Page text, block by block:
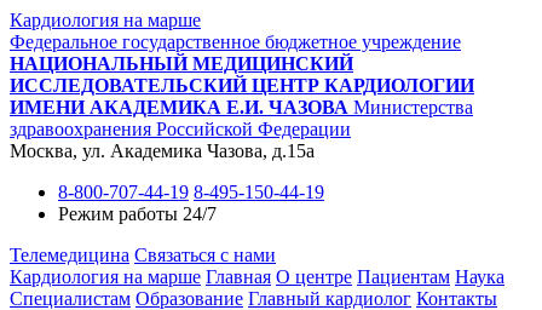
Кардиология на марше
Федеральное государственное бюджетное учреждение
НАЦИОНАЛЬНЫЙ МЕДИЦИНСКИЙ
ИССЛЕДОВАТЕЛЬСКИЙ ЦЕНТР КАРДИОЛОГИИ
ИМЕНИ АКАДЕМИКА Е.И. ЧАЗОВА Министерства
здравоохранения Российской Федерации
Москва, ул. Академика Чазова, д.15а
8-800-707-44-19 8-495-150-44-19
Режим работы 24/7
Телемедицина Связаться с нами
Кардиология на марше Главная О центре Пациентам Наука
Специалистам Образование Главный кардиолог Контакты